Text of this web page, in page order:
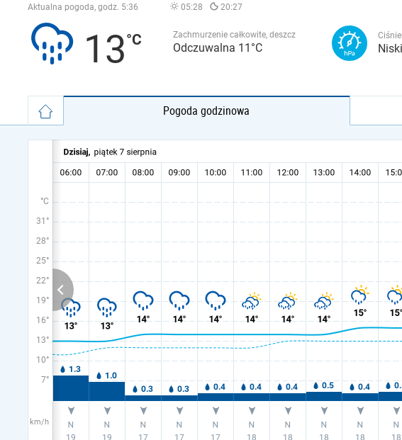
Aktualna pogoda, godz. 5:36 05:28 20:27
13 Zachmurzenie całkowite, deszcz
Odczuwalna 11°C
Pogoda godzinowa
°C
31°
28°
25°
22°
19°
16°
13°
10°
7°
km/h